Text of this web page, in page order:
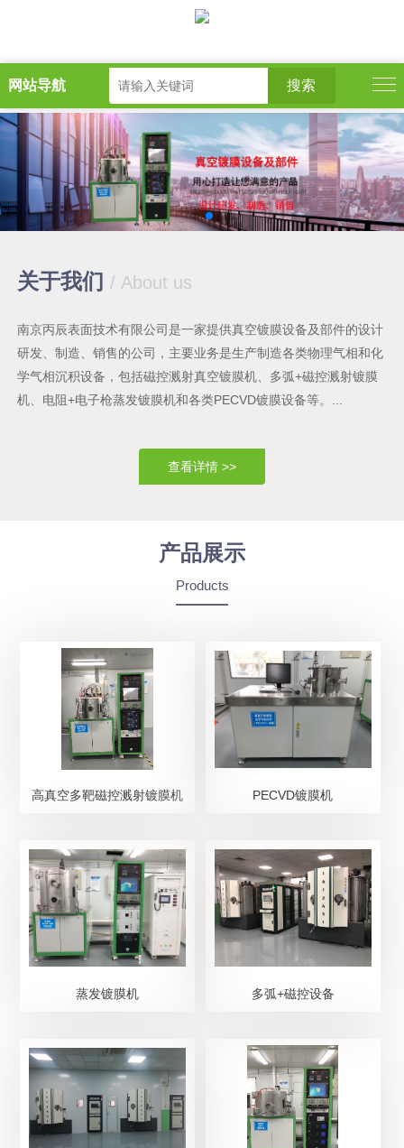
网站导航
关于我们 / About us
南京丙辰表面技术有限公司是一家提供真空镀膜设备及部件的设计
研发、制造、销售的公司，主要业务是生产制造各类物理气相和化
学气相沉积设备，包括磁控溅射真空镀膜机、多弧+磁控溅射镀膜
机、电阻+电子枪蒸发镀膜机和各类PECVD镀膜设备等。...
查看详情 >>
产品展示
Products
高真空多靶磁控溅射镀膜机 PECVD镀膜机
蒸发镀膜机 多弧+磁控设备